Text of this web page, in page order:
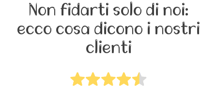
Non fidarti solo di noi:
ecco cosa dicono i nostri
clienti